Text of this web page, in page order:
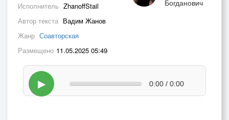
Богданович
Исполнитель ZhanoffStail
Автор текста Вадим Жанов
Жанр Соавторская
Размещено 11.05.2025 05:49
▶ 0:00 / 0:00